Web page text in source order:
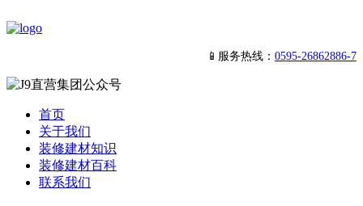
📱服务热线： 0595-26862886-7
首页
关于我们
装修建材知识
装修建材百科
联系我们